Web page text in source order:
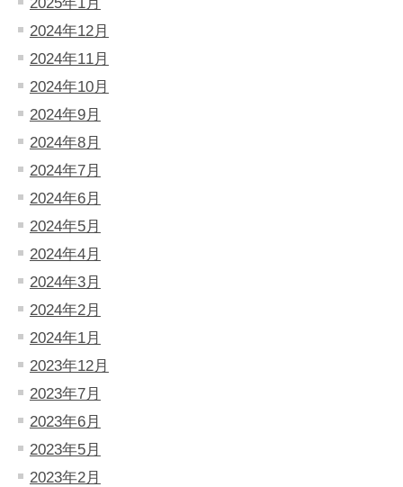
2024年12月
2024年11月
2024年10月
2024年9月
2024年8月
2024年7月
2024年6月
2024年5月
2024年4月
2024年3月
2024年2月
2024年1月
2023年12月
2023年7月
2023年6月
2023年5月
2023年2月